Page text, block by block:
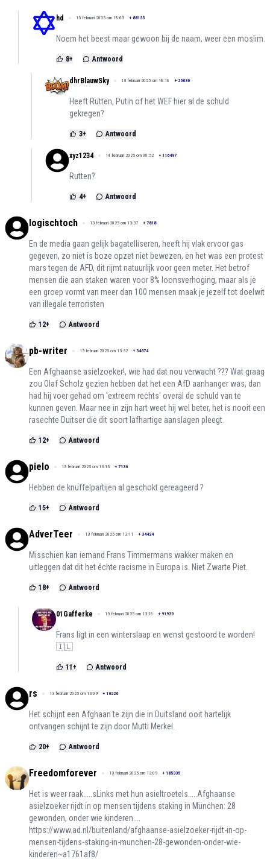
hd 13 februari 2025 om 18:03 + 88135
Noem het beest maar gewoon bij de naam, weer een moslim.
8+ Antwoord
dhrBlauwSky 13 februari 2025 om 18:16 + 20030
Heeft Rutten, Putin of het WEF hier al de schuld
gekregen?
3+ Antwoord
xyz1234 14 februari 2025 om 00:52 + 116497
Rutten?
4+ Antwoord
logischtoch 13 februari 2025 om 13:37 + 7818
En de media gaan gelijk bagatelliseren, heeft hij vlak ervoor gas
gegeven, zo niet is boze opzet niet bewezen, en het was een protest
mars tegen de AFD, dit rijmt natuurlijk voor geen meter. Het betrof
mensen die aan staken waren voor 8% loonsverhoging, maar als je
een groep vormt van meer dan 100 mensen maak je jezelf tot doelwit
van illegale terroristen
12+ Antwoord
pb-writer 13 februari 2025 om 13:32 + 34674
Een Afghaanse asielzoeker!, wie had dat nou verwacht ??? Wat graag
zou Olaf Scholz gezien hebben dat het een AfD aanhanger was, dan
had hij voer gehad om 'extreem rechts' overal de schuld van te
kunnen geven. Maar nee in zijn hart weet hij wel beter, het is nooit een
rasechte Duitser die dit soort lafhartige aanslagen pleegt.
12+ Antwoord
pielo 13 februari 2025 om 13:13 + 7136
Hebben de knuffelpartijen al geschokt gereageerd ?
15+ Antwoord
AdverTeer 13 februari 2025 om 13:11 + 34424
Misschien kan iemand Frans Timmermans wakker maken en
uitleggen dat dit het échte racisme in Europa is. Niet Zwarte Piet.
18+ Antwoord
01Gafferke 13 februari 2025 om 13:16 + 91930
Frans ligt in een winterslaap en wenst gestoord te worden!
🇮🇱
11+ Antwoord
rs 13 februari 2025 om 13:09 + 16226
Het schijnt een Afghaan te zijn die in Duitsland ooit hartelijk
ontvangen schijnt te zijn door Mutti Merkel.
20+ Antwoord
Freedomforever 13 februari 2025 om 13:09 + 185335
Het is weer raak.....sLinks met hun asieltroetels.....Afghaanse
asielzoeker rijdt in op mensen tijdens staking in München: 28
gewonden, onder wie kinderen....
https://www.ad.nl/buitenland/afghaanse-asielzoeker-rijdt-in-op-
mensen-tijdens-staking-in-munchen-28-gewonden-onder-wie-
kinderen~a1761af8/